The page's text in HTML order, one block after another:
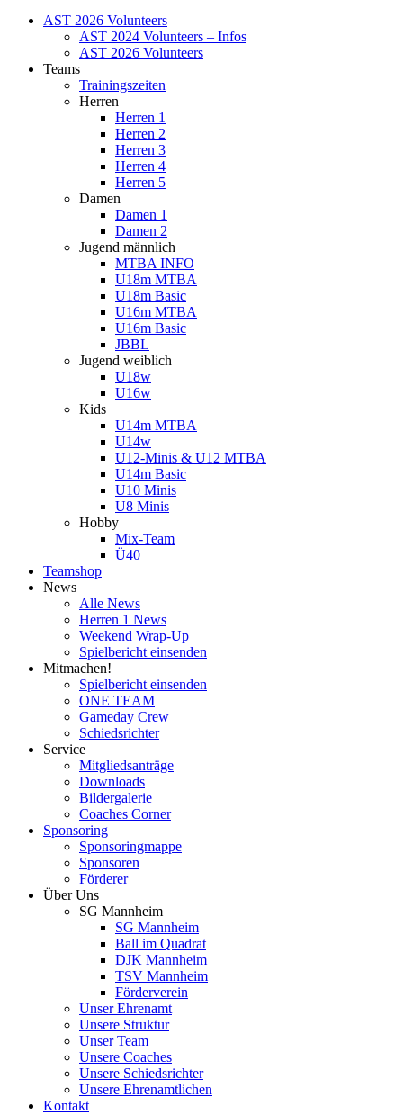
AST 2026 Volunteers
AST 2024 Volunteers – Infos
AST 2026 Volunteers
Teams
Trainingszeiten
Herren
Herren 1
Herren 2
Herren 3
Herren 4
Herren 5
Damen
Damen 1
Damen 2
Jugend männlich
MTBA INFO
U18m MTBA
U18m Basic
U16m MTBA
U16m Basic
JBBL
Jugend weiblich
U18w
U16w
Kids
U14m MTBA
U14w
U12-Minis & U12 MTBA
U14m Basic
U10 Minis
U8 Minis
Hobby
Mix-Team
Ü40
Teamshop
News
Alle News
Herren 1 News
Weekend Wrap-Up
Spielbericht einsenden
Mitmachen!
Spielbericht einsenden
ONE TEAM
Gameday Crew
Schiedsrichter
Service
Mitgliedsanträge
Downloads
Bildergalerie
Coaches Corner
Sponsoring
Sponsoringmappe
Sponsoren
Förderer
Über Uns
SG Mannheim
SG Mannheim
Ball im Quadrat
DJK Mannheim
TSV Mannheim
Förderverein
Unser Ehrenamt
Unsere Struktur
Unser Team
Unsere Coaches
Unsere Schiedsrichter
Unsere Ehrenamtlichen
Kontakt